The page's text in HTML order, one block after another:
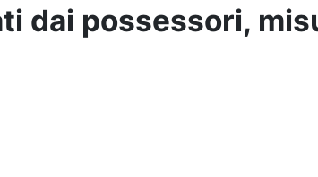
dai possessori,